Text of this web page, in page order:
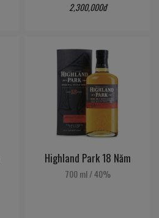
2,300,000đ
Highland Park 18 Năm
700 ml /40%